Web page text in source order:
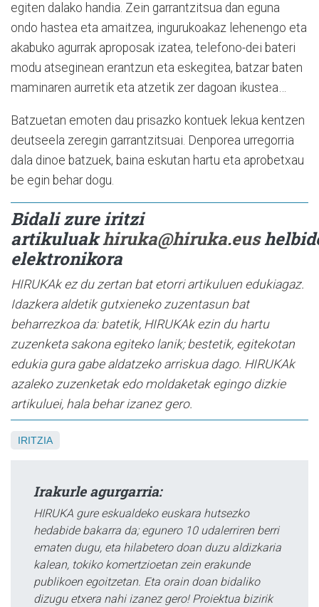
egiten dalako handia. Zein garrantzitsua dan eguna
ondo hastea eta amaitzea, ingurukoakaz lehenengo eta
akabuko agurrak aproposak izatea, telefono-dei bateri
modu atseginean erantzun eta eskegitea, batzar baten
maminaren aurretik eta atzetik zer dagoan ikustea…
Batzuetan emoten dau prisazko kontuek lekua kentzen
deutseela zeregin garrantzitsuai. Denporea urregorria
dala dinoe batzuek, baina eskutan hartu eta aprobetxau
be egin behar dogu.
Bidali zure iritzi
artikuluakhiruka@hiruka.eus
elektronikora
HIRUKAk ez du zertan bat etorri artikuluen edukiagaz.
Idazkera aldetik gutxieneko zuzentasun bat
beharrezkoa da: batetik, HIRUKAk ezin du hartu
zuzenketa sakona egiteko lanik; bestetik, egitekotan
edukia gura gabe aldatzeko arriskua dago. HIRUKAk
azaleko zuzenketak edo moldaketak egingo dizkie
artikuluei, hala behar izanez gero.
IRITZIA
Irakurle agurgarria:
HIRUKA gure eskualdeko euskara hutsezko
hedabide bakarra da; egunero 10 udalerriren berri
ematen dugu, eta hilabetero doan duzu aldizkaria
kalean, tokiko komertzioetan zein erakunde
publikoen egoitzetan. Eta orain doan bidaliko
dizugu etxera nahi izanez gero! Proiektua bizirik